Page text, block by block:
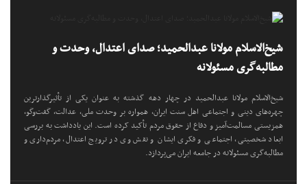
شیخ‌الاسلام مولانا عبدالحمید؛ صدای اعتدال، وحدت و
مطالبه‌گری مسئولانه
شیخ‌الاسلام مولانا عبدالحمید در چهار دهه گذشته به عنوان یکی از تأثیرگذارترین
چهره‌های دینی و اجتماعی اهل سنت ایران، همواره بر وحدت ملی، عدالت، گفت‌وگو،
همزیستی مسالمت‌آمیز و دفاع از حقوق مردم تأکید کرده است. این یادداشت به بررسی
ابعاد شخصیتی، اجتماعی و فکری ایشان و نقش وی در ترویج اعتدال، مردم‌داری و
مطالبه‌گری مسئولانه در جامعه ایران می‌پردازد.